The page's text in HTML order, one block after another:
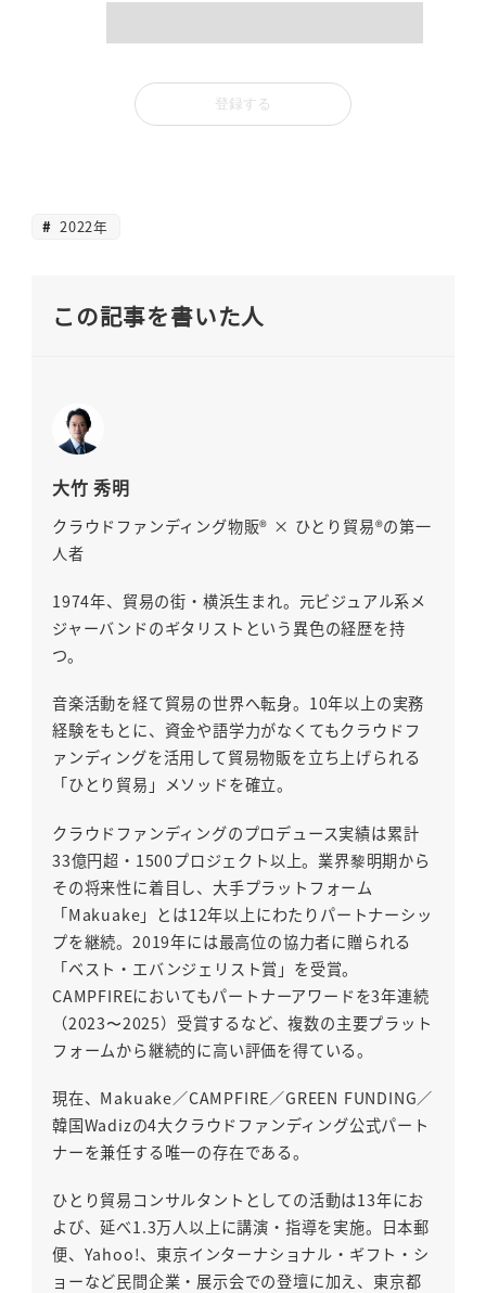
2022年
この記事を書いた人
大竹 秀明
クラウドファンディング物販® × ひとり貿易®の第一
人者
1974年、貿易の街・横浜生まれ。元ビジュアル系メ
ジャーバンドのギタリストという異色の経歴を持
つ。
音楽活動を経て貿易の世界へ転身。10年以上の実務
経験をもとに、資金や語学力がなくてもクラウドフ
ァンディングを活用して貿易物販を立ち上げられる
「ひとり貿易」メソッドを確立。
クラウドファンディングのプロデュース実績は累計
33億円超・1500プロジェクト以上。業界黎明期から
その将来性に着目し、大手プラットフォーム
「Makuake」とは12年以上にわたりパートナーシッ
プを継続。2019年には最高位の協力者に贈られる
「ベスト・エバンジェリスト賞」を受賞。
CAMPFIREにおいてもパートナーアワードを3年連続
（2023〜2025）受賞するなど、複数の主要プラット
フォームから継続的に高い評価を得ている。
現在、Makuake／CAMPFIRE／GREEN FUNDING／
韓国Wadizの4大クラウドファンディング公式パート
ナーを兼任する唯一の存在である。
ひとり貿易コンサルタントとしての活動は13年にお
よび、延べ1.3万人以上に講演・指導を実施。日本郵
便、Yahoo!、東京インターナショナル・ギフト・シ
ョーなど民間企業・展示会での登壇に加え、東京都